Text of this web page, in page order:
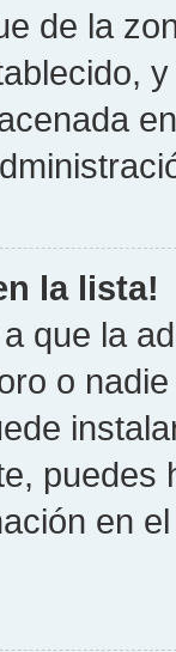
de la
la lista!
que la
o
en